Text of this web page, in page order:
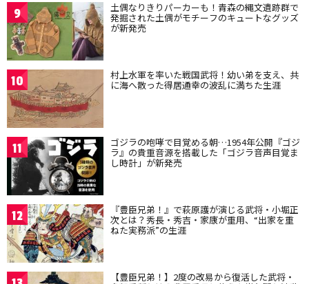
9 土偶なりきりパーカーも！青森の縄文遺跡群で
発掘された土偶がモチーフのキュートなグッズ
が新発売
10 村上水軍を率いた戦国武将！幼い弟を支え、共
に海へ散った得居通幸の波乱に満ちた生涯
11 ゴジラの咆哮で目覚める朝…1954年公開『ゴジ
ラ』の貴重音源を搭載した「ゴジラ音声目覚ま
し時計」が新発売
12 『豊臣兄弟！』で萩原護が演じる武将・小堀正
次とは？秀長・秀吉・家康が重用、“出家を重
ねた実務派”の生涯
【豊臣兄弟！】2度の改易から復活した武将・